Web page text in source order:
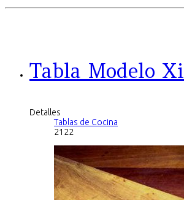
Tabla Modelo Xi
Detalles
Tablas de Cocina
2122